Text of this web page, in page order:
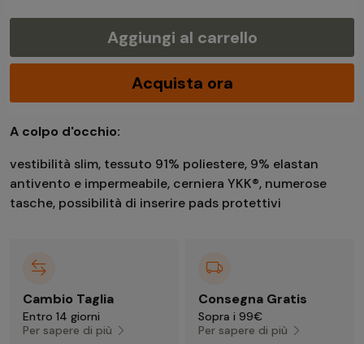
Aggiungi al carrello
Acquista ora
A colpo d'occhio:
vestibilità slim, tessuto 91% poliestere, 9% elastan
antivento e impermeabile, cerniera YKK®, numerose
tasche, possibilità di inserire pads protettivi
Cambio Taglia
Entro 14 giorni
Per sapere di più
Consegna Gratis
Sopra i 99€
Per sapere di più